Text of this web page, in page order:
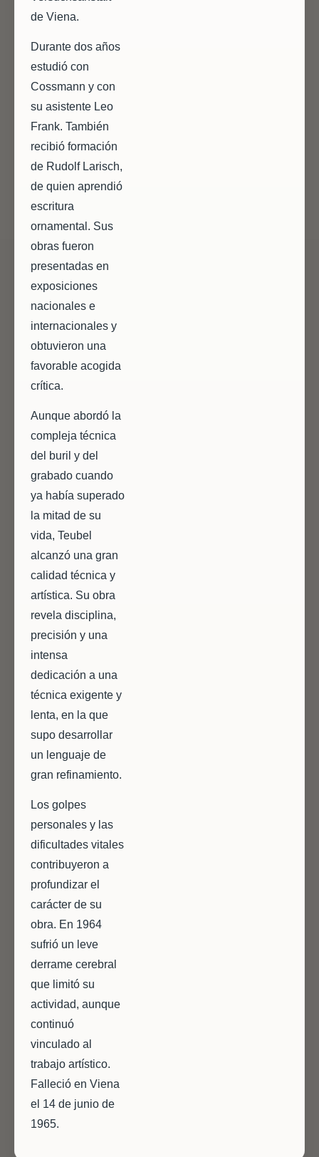
de Viena.
Durante dos años
estudió con
Cossmann y con
su asistente Leo
Frank. También
recibió formación
de Rudolf Larisch,
de quien aprendió
escritura
ornamental. Sus
obras fueron
presentadas en
exposiciones
nacionales e
internacionales y
obtuvieron una
favorable acogida
crítica.
Aunque abordó la
compleja técnica
del buril y del
grabado cuando
ya había superado
la mitad de su
vida, Teubel
alcanzó una gran
calidad técnica y
artística. Su obra
revela disciplina,
precisión y una
intensa
dedicación a una
técnica exigente y
lenta, en la que
supo desarrollar
un lenguaje de
gran refinamiento.
Los golpes
personales y las
dificultades vitales
contribuyeron a
profundizar el
carácter de su
obra. En 1964
sufrió un leve
derrame cerebral
que limitó su
actividad, aunque
continuó
vinculado al
trabajo artístico.
Falleció en Viena
el 14 de junio de
1965.